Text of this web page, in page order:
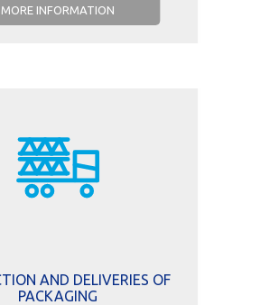
MORE INFORMATION
AND DELIVERIES OF
PACKAGING